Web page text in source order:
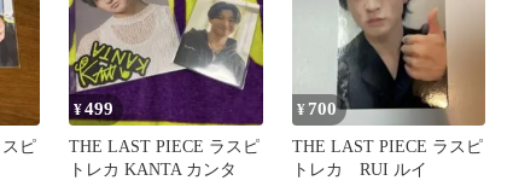
ピ
¥499
THE LAST PIECE ラスピ
トレカ KANTA カンタ
¥ 700
THE LAST PIECE ラスピ
トレカ RUI ルイ